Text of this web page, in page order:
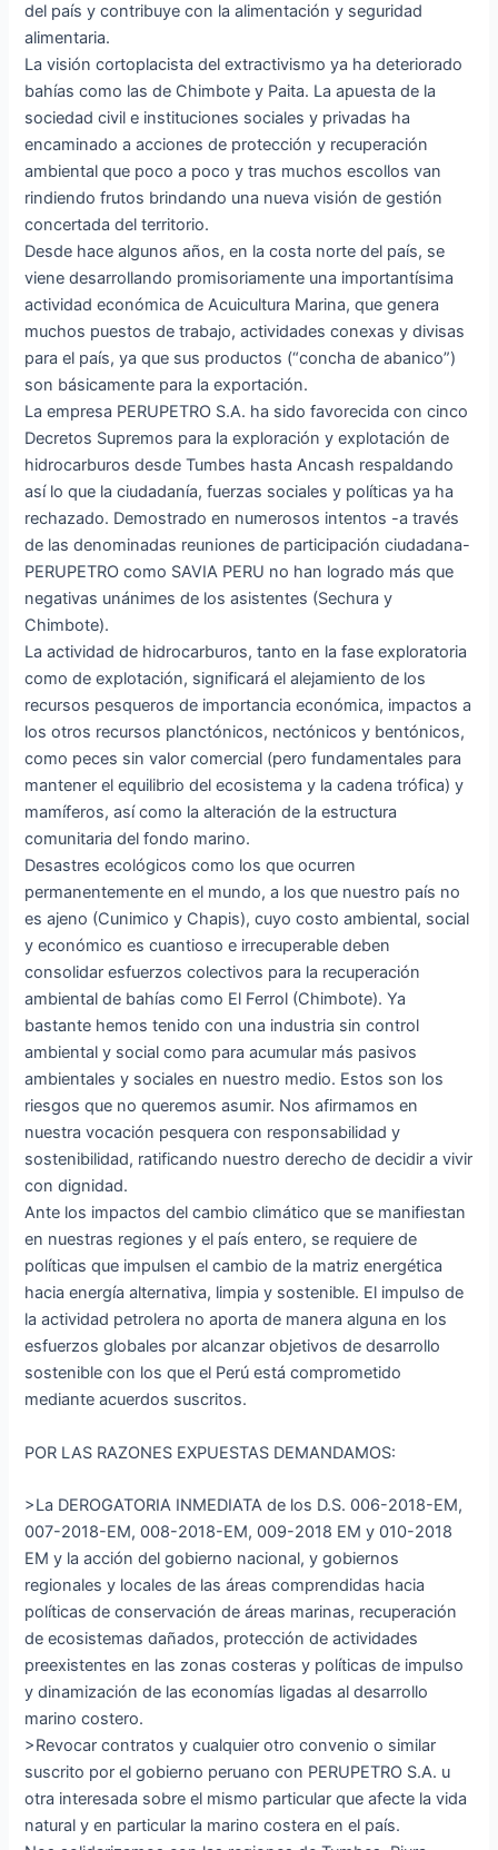
del país y contribuye con la alimentación y seguridad
alimentaria.
La visión cortoplacista del extractivismo ya ha deteriorado
bahías como las de Chimbote y Paita. La apuesta de la
sociedad civil e instituciones sociales y privadas ha
encaminado a acciones de protección y recuperación
ambiental que poco a poco y tras muchos escollos van
rindiendo frutos brindando una nueva visión de gestión
concertada del territorio.
Desde hace algunos años, en la costa norte del país, se
viene desarrollando promisoriamente una importantísima
actividad económica de Acuicultura Marina, que genera
muchos puestos de trabajo, actividades conexas y divisas
para el país, ya que sus productos (“concha de abanico”)
son básicamente para la exportación.
La empresa PERUPETRO S.A. ha sido favorecida con cinco
Decretos Supremos para la exploración y explotación de
hidrocarburos desde Tumbes hasta Ancash respaldando
así lo que la ciudadanía, fuerzas sociales y políticas ya ha
rechazado. Demostrado en numerosos intentos -a través
de las denominadas reuniones de participación ciudadana-
PERUPETRO como SAVIA PERU no han logrado más que
negativas unánimes de los asistentes (Sechura y
Chimbote).
La actividad de hidrocarburos, tanto en la fase exploratoria
como de explotación, significará el alejamiento de los
recursos pesqueros de importancia económica, impactos a
los otros recursos planctónicos, nectónicos y bentónicos,
como peces sin valor comercial (pero fundamentales para
mantener el equilibrio del ecosistema y la cadena trófica) y
mamíferos, así como la alteración de la estructura
comunitaria del fondo marino.
Desastres ecológicos como los que ocurren
permanentemente en el mundo, a los que nuestro país no
es ajeno (Cunimico y Chapis), cuyo costo ambiental, social
y económico es cuantioso e irrecuperable deben
consolidar esfuerzos colectivos para la recuperación
ambiental de bahías como El Ferrol (Chimbote). Ya
bastante hemos tenido con una industria sin control
ambiental y social como para acumular más pasivos
ambientales y sociales en nuestro medio. Estos son los
riesgos que no queremos asumir. Nos afirmamos en
nuestra vocación pesquera con responsabilidad y
sostenibilidad, ratificando nuestro derecho de decidir a vivir
con dignidad.
Ante los impactos del cambio climático que se manifiestan
en nuestras regiones y el país entero, se requiere de
políticas que impulsen el cambio de la matriz energética
hacia energía alternativa, limpia y sostenible. El impulso de
la actividad petrolera no aporta de manera alguna en los
esfuerzos globales por alcanzar objetivos de desarrollo
sostenible con los que el Perú está comprometido
mediante acuerdos suscritos.
POR LAS RAZONES EXPUESTAS DEMANDAMOS:
>La DEROGATORIA INMEDIATA de los D.S. 006-2018-EM,
007-2018-EM, 008-2018-EM, 009-2018 EM y 010-2018
EM y la acción del gobierno nacional, y gobiernos
regionales y locales de las áreas comprendidas hacia
políticas de conservación de áreas marinas, recuperación
de ecosistemas dañados, protección de actividades
preexistentes en las zonas costeras y políticas de impulso
y dinamización de las economías ligadas al desarrollo
marino costero.
>Revocar contratos y cualquier otro convenio o similar
suscrito por el gobierno peruano con PERUPETRO S.A. u
otra interesada sobre el mismo particular que afecte la vida
natural y en particular la marino costera en el país.